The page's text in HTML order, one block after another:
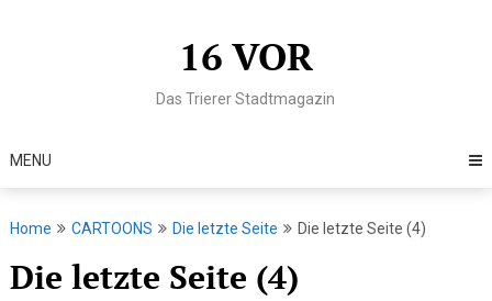
16 VOR
Das Trierer Stadtmagazin
MENU
Home CARTOONS Die letzte Seite Die letzte Seite (4)
Die letzte Seite (4)